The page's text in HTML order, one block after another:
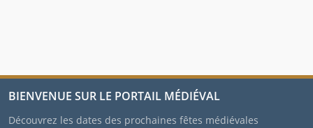
BIENVENUE SUR LE PORTAIL MÉDIÉVAL
Découvrez les dates des prochaines fêtes médiévales